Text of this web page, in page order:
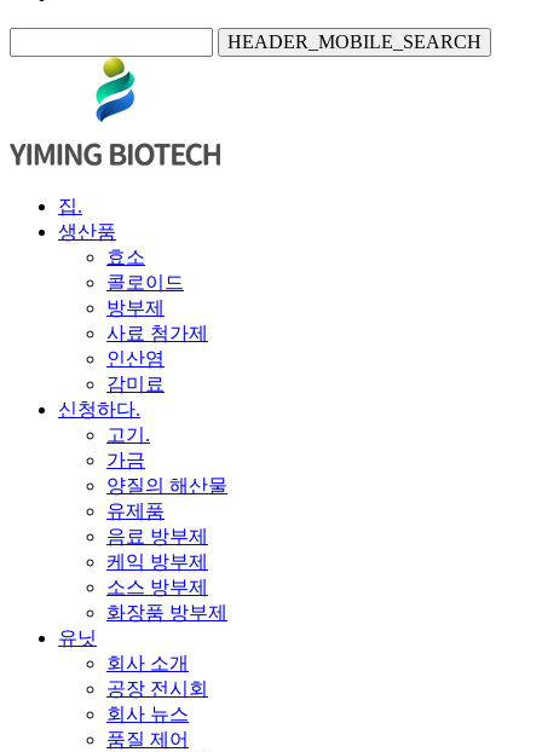
HEADER_MOBILE_SEARCH
집.
생산품
효소
콜로이드
방부제
사료 첨가제
인산염
감미료
신청하다.
고기.
가금
양질의 해산물
유제품
음료 방부제
케익 방부제
소스 방부제
화장품 방부제
유닛
회사 소개
공장 전시회
회사 뉴스
품질 제어